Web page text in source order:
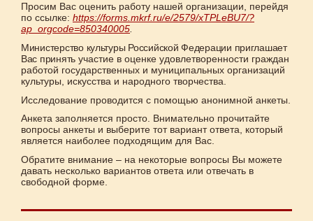
Просим Вас оценить работу нашей организации, перейдя
по ссылке: https://forms.mkrf.ru/e/2579/xTPLeBU7/?
ap_orgcode=850340005.
Министерство культуры Российской Федерации приглашает
Вас принять участие в оценке удовлетворенности граждан
работой государственных и муниципальных организаций
культуры, искусства и народного творчества.
Исследование проводится с помощью анонимной анкеты.
Анкета заполняется просто. Внимательно прочитайте
вопросы анкеты и выберите тот вариант ответа, который
является наиболее подходящим для Вас.
Обратите внимание – на некоторые вопросы Вы можете
давать несколько вариантов ответа или отвечать в
свободной форме.